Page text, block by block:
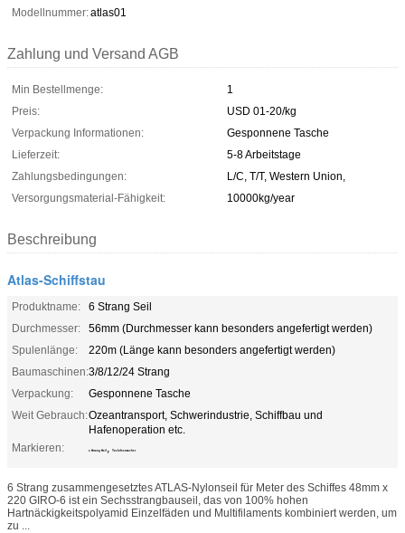
Modellnummer:atlas01
Zahlung und Versand AGB
Min Bestellmenge:
1
Preis:
USD 01-20/kg
Verpackung Informationen:
Gesponnene Tasche
Lieferzeit:
5-8 Arbeitstage
Zahlungsbedingungen:
L/C, T/T, Western Union,
Versorgungsmaterial-Fähigkeit:
10000kg/year
Beschreibung
Atlas-Schiffstau
Produktname:
6 Strang Seil
Durchmesser:
56mm (Durchmesser kann besonders angefertigt werden)
Spulenlänge:
220m (Länge kann besonders angefertigt werden)
Baumaschinen:3/8/12/24 Strang
Verpackung:
Gesponnene Tasche
Weit Gebrauch:Ozeantransport, Schwerindustrie, Schiffbau und
Hafenoperation etc.
Markieren:
6 Strang Seil , Yachtfestmacher
6 Strang zusammengesetztes ATLAS-Nylonseil für Meter des Schiffes 48mm x
220 GIRO-6 ist ein Sechsstrangbauseil, das von 100% hohen
Hartnäckigkeitspolyamid Einzelfäden und Multifilaments kombiniert werden, um
zu ...